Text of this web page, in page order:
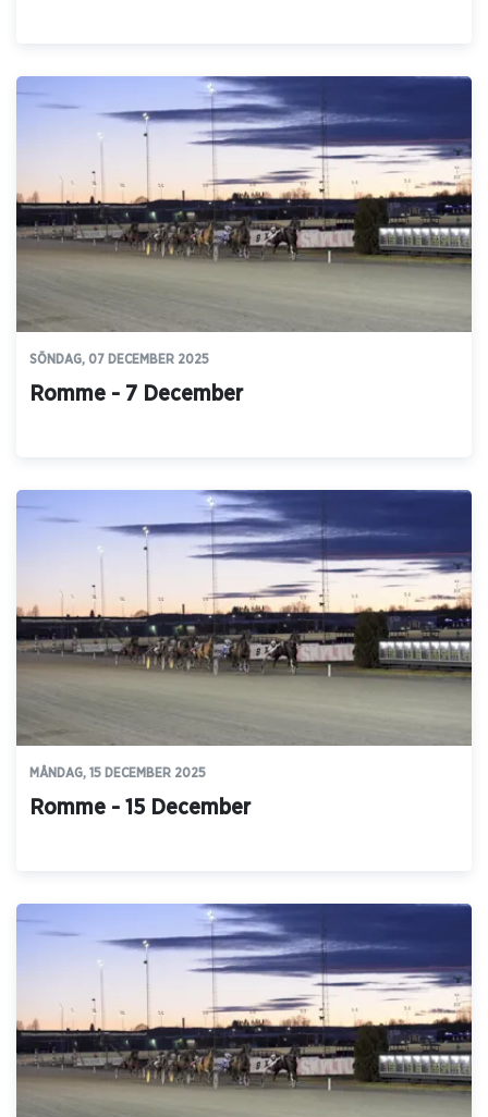
SÖNDAG, 07 DECEMBER 2025
Romme - 7 December
MÅNDAG, 15 DECEMBER 2025
Romme - 15 December